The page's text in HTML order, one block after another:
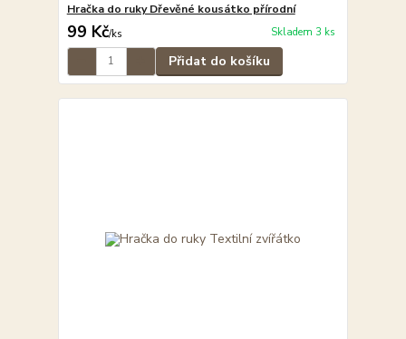
Hračka do ruky Dřevěné kousátko přírodní
99 Kč/ks Skladem 3 ks
Přidat do košíku